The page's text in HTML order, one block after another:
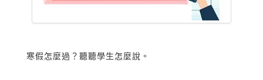
寒假怎麼過？聽聽學生怎麼說。